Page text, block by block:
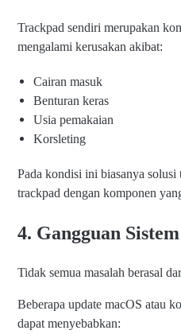
Trackpad sendiri merupakan
mengalami kerusakan akibat:
Cairan masuk
Benturan keras
Usia pemakaian
Korsleting
Pada kondisi ini biasanya
trackpad dengan komponen
4. Gangguan
Tidak semua masalah berasal
Beberapa update macOS atau
dapat menyebabkan: